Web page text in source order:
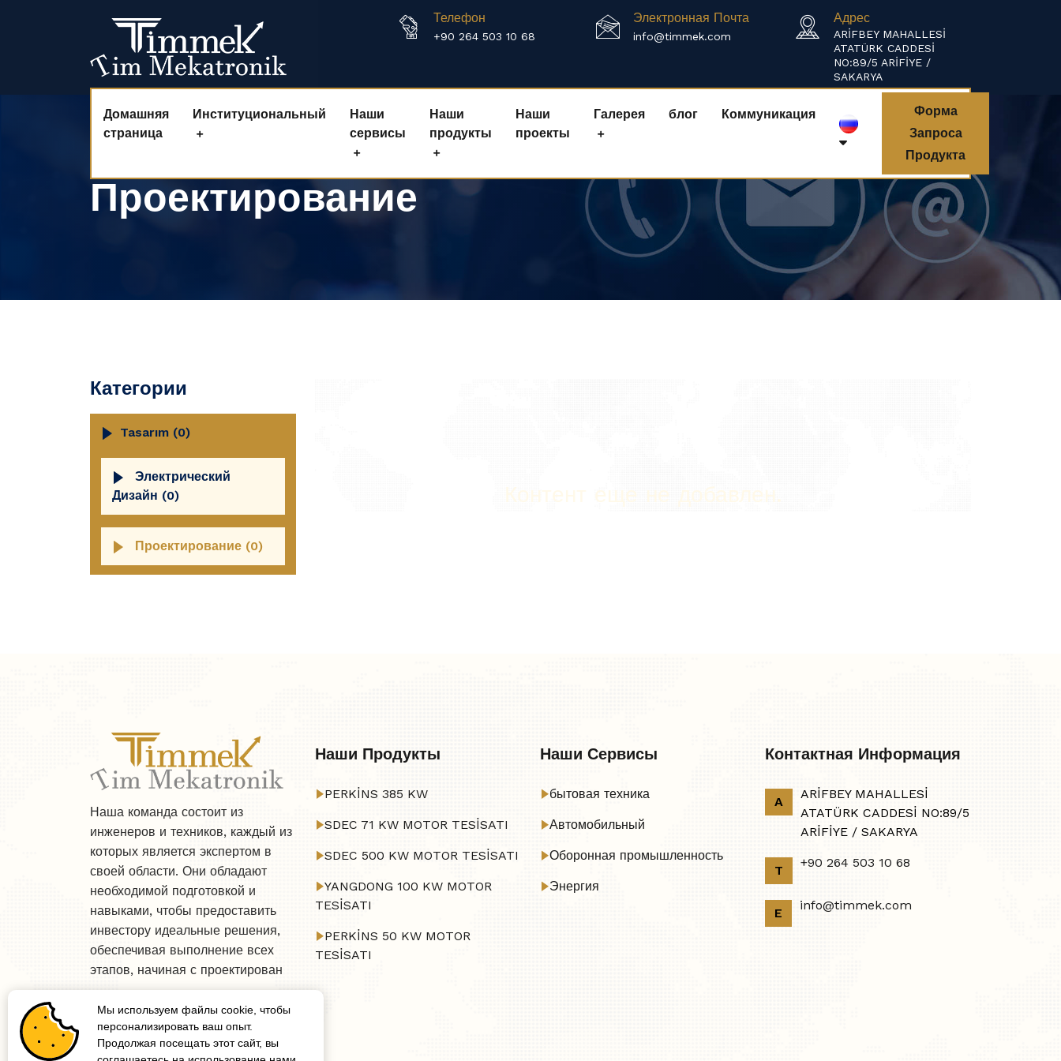
Телефон
+90 264 503 10 68
Электронная Почта
info@timmek.com
Адрес
ARİFBEY MAHALLESİ
ATATÜRK CADDESİ
NO:89/5 ARİFİYE /
SAKARYA
Домашняя
страница
Институциональный
Наши
сервисы
Наши
продукты
Наши
проекты
Галерея блог Коммуникация
Форма
Запроса
Продукта
Проектирование
Категории
Tasarım (0)
Электрический
Дизайн (0)
Проектирование (0)
Наша команда состоит из
инженеров и техников, каждый из
которых является экспертом в
своей области. Они обладают
необходимой подготовкой и
навыками, чтобы предоставить
инвестору идеальные решения,
обеспечивая выполнение всех
этапов, начиная с проектирован
Наши Продукты
PERKİNS 385 KW
SDEC 71 KW MOTOR TESİSATI
SDEC 500 KW MOTOR TESİSATI
YANGDONG 100 KW MOTOR
TESİSATI
PERKİNS 50 KW MOTOR
TESİSATI
Наши Сервисы
бытовая техника
Автомобильный
Оборонная промышленность
Энергия
Контактная Информация
A
ARİFBEY MAHALLESİ
ATATÜRK CADDESİ NO:89/5
ARİFİYE / SAKARYA
T
+90 264 503 10 68
E
info@timmek.com
Мы используем файлы cookie, чтобы
персонализировать ваш опыт.
Продолжая посещать этот сайт, вы